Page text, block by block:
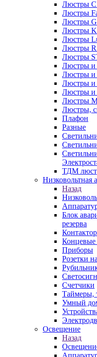
Люстры
Люстры
Люстры
Люстры
Люстры
Люстры
Люстры
Люстры и
Люстры и
Люстры и
Люстры и
Люстры
Люстры,
Плафон
Разные
ТДМ
Низковольтная
Назад
Блок
резерва
Концевые
Приборы
Розетки
Счетчики
Таймеры,
Умный
Освещение
Назад